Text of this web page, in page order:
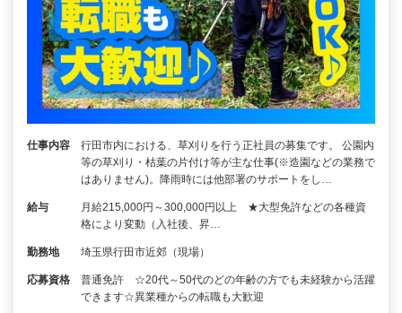
仕事内容
行田市内における、草刈りを行う正社員の募集です。 公園内
等の草刈り・枯葉の片付け等が主な仕事(※造園などの業務で
はありません)。降雨時には他部署のサポートをし…
給与
月給215,000円～300,000円以上 ★大型免許などの各種資
格により変動（入社後、昇…
勤務地 埼玉県行田市近郊（現場）
応募資格
普通免許 ☆20代～50代のどの年齢の方でも未経験から活躍
できます☆異業種からの転職も大歓迎